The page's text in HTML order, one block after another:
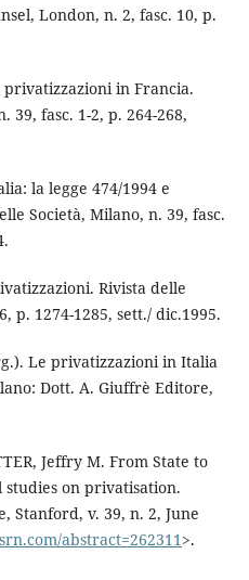
London, n. 2, fasc. 10, p.
privatizzazioni in Francia.
39, fasc. 1-2, p. 264-268,
la legge 474/1994 e
Società, Milano, n. 39, fasc.
Rivista delle
p. 1274-1285, sett./ dic.1995.
Le privatizzazioni in Italia
Dott. A. Giuffrè Editore,
Jeffry M. From State to
on privatisation.
Stanford, v. 39, n. 2, June
abstract=262311>.